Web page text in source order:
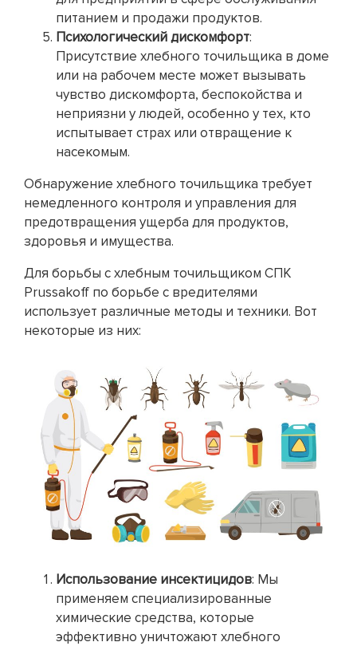
питанием и продажи продуктов.
Психологический дискомфорт:
Присутствие хлебного точильщика в доме
или на рабочем месте может вызывать
чувство дискомфорта, беспокойства и
неприязни у людей, особенно у тех, кто
испытывает страх или отвращение к
насекомым.
Обнаружение хлебного точильщика требует
немедленного контроля и управления для
предотвращения ущерба для продуктов,
здоровья и имущества.
Для борьбы с хлебным точильщиком СПК
Prussakoff по борьбе с вредителями
использует различные методы и техники. Вот
некоторые из них:
Использование инсектицидов: Мы
применяем специализированные
химические средства, которые
эффективно уничтожают хлебного